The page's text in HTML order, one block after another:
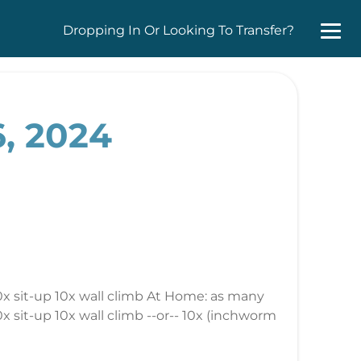
Dropping In Or Looking To Transfer?
2024
sit-up 10x wall climb At Home: as many
sit-up 10x wall climb --or-- 10x (inchworm